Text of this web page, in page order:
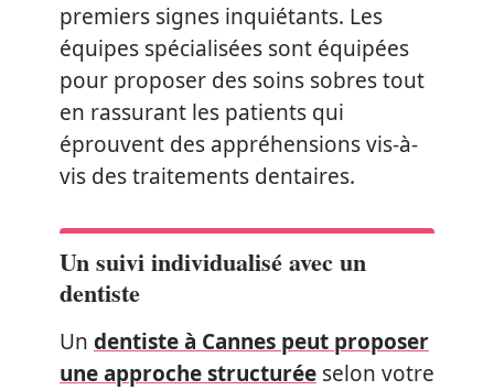
premiers signes inquiétants. Les
équipes spécialisées sont équipées
pour proposer des soins sobres tout
en rassurant les patients qui
éprouvent des appréhensions vis-à-
vis des traitements dentaires.
Un suivi individualisé avec un
dentiste
Un dentiste à Cannes peut proposer
une approche structurée selon votre